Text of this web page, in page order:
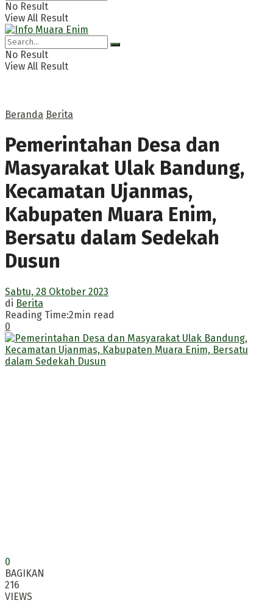
No Result
View All Result
No Result
View All Result
Beranda Berita
Pemerintahan Desa dan
Masyarakat Ulak Bandung,
Kecamatan Ujanmas,
Kabupaten Muara Enim,
Bersatu dalam Sedekah
Dusun
Sabtu, 28 Oktober 2023
di Berita
Reading Time:2min read
0
0
BAGIKAN
216
VIEWS